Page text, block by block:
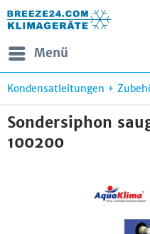
Menü
Kondensatleitungen +
Sondersiphon
100200